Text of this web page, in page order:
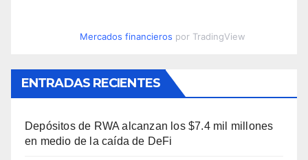
Mercados financieros por TradingView
ENTRADAS RECIENTES
Depósitos de RWA alcanzan los $7.4 mil millones
en medio de la caída de DeFi